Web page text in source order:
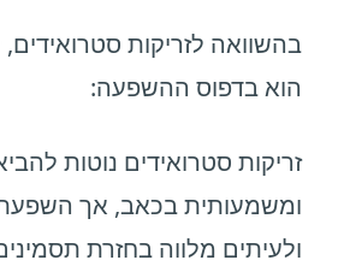
בהשוואה לזריקות
הוא בדפוס ההשפעה:
זריקות סטרואידים נוטות
ומשמעותית בכאב, אך
ולעיתים מלווה בחזרת